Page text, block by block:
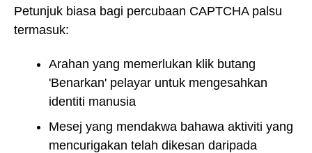
Petunjuk biasa bagi percubaan CAPTCHA palsu
termasuk:
Arahan yang memerlukan klik butang
'Benarkan' pelayar untuk mengesahkan
identiti manusia
Mesej yang mendakwa bahawa aktiviti yang
mencurigakan telah dikesan daripada